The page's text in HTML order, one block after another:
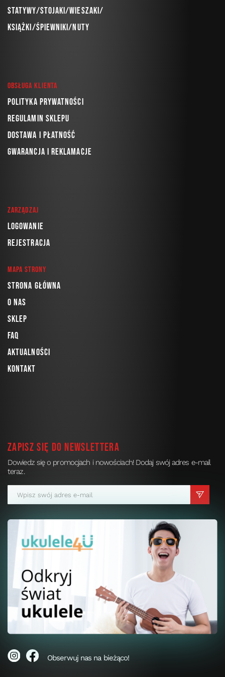
Statywy/Stojaki/Wieszaki/
Książki/Śpiewniki/Nuty
Obsługa klienta
Polityka prywatności
Regulamin sklepu
Dostawa i płatność
Gwarancja i reklamacje
Zarządzaj
Logowanie
Rejestracja
Mapa strony
Strona główna
O nas
Sklep
FAQ
Aktualności
Kontakt
Zapisz się do newslettera
Dowiedz się o promocjach i nowościach! Dodaj swój adres e-mail
teraz.
Obserwuj nas na bieżąco!